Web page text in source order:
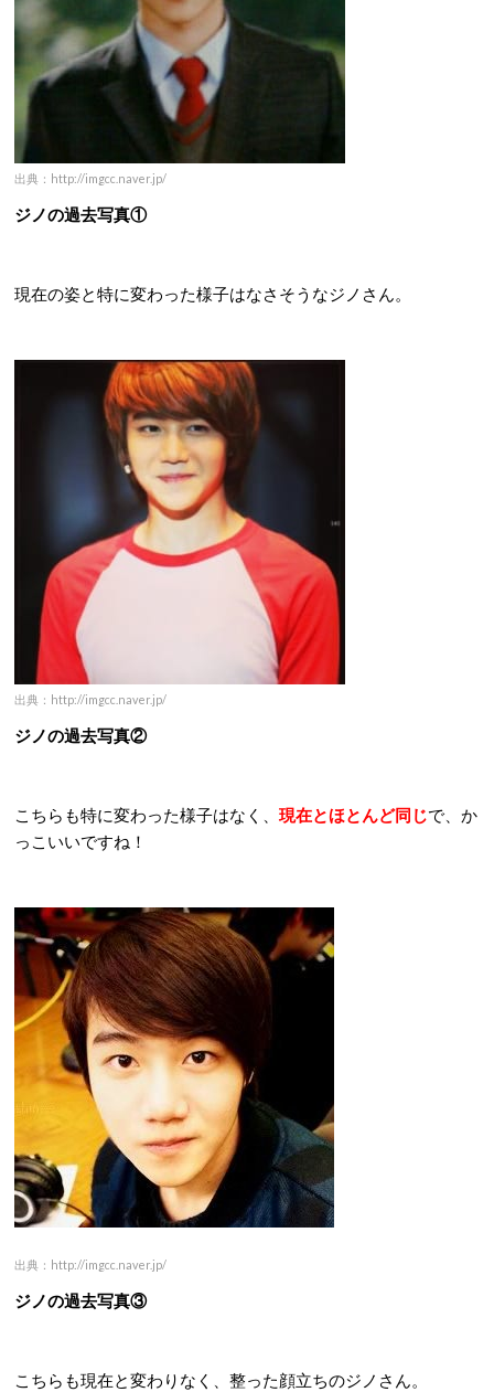
出典：http://imgcc.naver.jp/
ジノの過去写真①
現在の姿と特に変わった様子はなさそうなジノさん。
出典：http://imgcc.naver.jp/
ジノの過去写真②
こちらも特に変わった様子はなく、 現在とほとんど同じで、か
っこいいですね！
出典：http://imgcc.naver.jp/
ジノの過去写真③
こちらも現在と変わりなく、整った顔立ちのジノさん。